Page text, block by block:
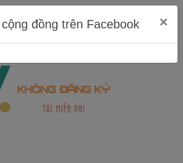
đồng trên Facebook ×